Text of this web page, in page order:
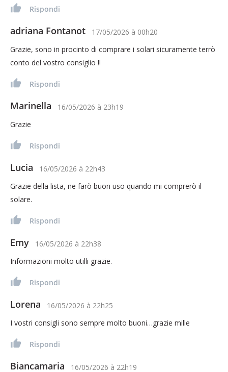
Rispondi
adriana Fontanot 17/05/2026 à 00h20
Grazie, sono in procinto di comprare i solari sicuramente terrò
conto del vostro consiglio !!
Rispondi
Marinella 16/05/2026 à 23h19
Grazie
Rispondi
Lucia 16/05/2026 à 22h43
Grazie della lista, ne farò buon uso quando mi comprerò il
solare.
Rispondi
Emy 16/05/2026 à 22h38
Informazioni molto utilli grazie.
Rispondi
Lorena 16/05/2026 à 22h25
I vostri consigli sono sempre molto buoni…grazie mille
Rispondi
Biancamaria 16/05/2026 à 22h19